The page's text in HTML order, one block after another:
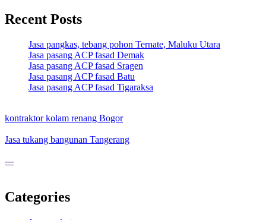
Recent Posts
Jasa pangkas, tebang pohon Ternate, Maluku Utara
Jasa pasang ACP fasad Demak
Jasa pasang ACP fasad Sragen
Jasa pasang ACP fasad Batu
Jasa pasang ACP fasad Tigaraksa
kontraktor kolam renang Bogor
Jasa tukang bangunan Tangerang
---
Categories